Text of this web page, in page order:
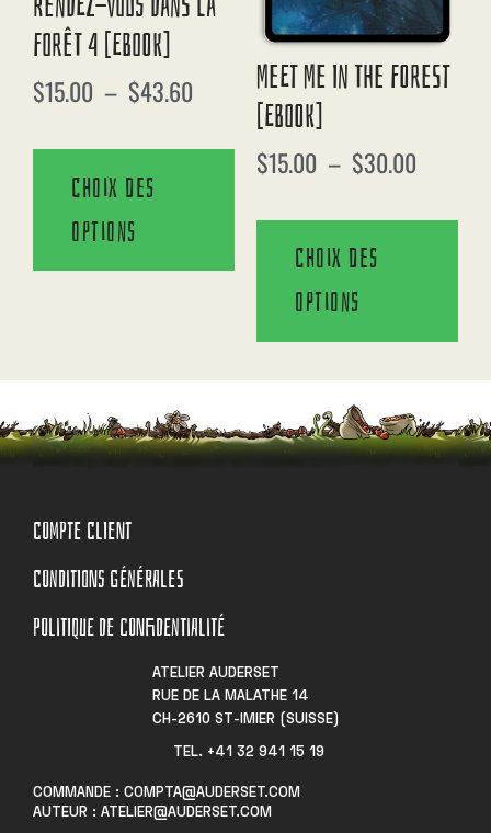
Forêt 4 [eBook]
$15.00 – $43.60
Choix des
options
Meet Me In The Forest
[eBook]
$15.00 – $30.00
Choix des
options
COMPTE CLIENT
CONDITIONS GÉNÉRALES
POLITIQUE DE CONFIDENTIALITÉ
ATELIER AUDERSET
RUE DE LA MALATHE 14
CH-2610 ST-IMIER (SUISSE)
TEL. +41 32 941 15 19​
COMMANDE : COMPTA@AUDERSET.COM
AUTEUR : ATELIER@AUDERSET.COM